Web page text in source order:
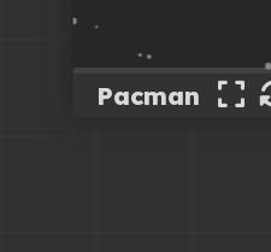
Pacman